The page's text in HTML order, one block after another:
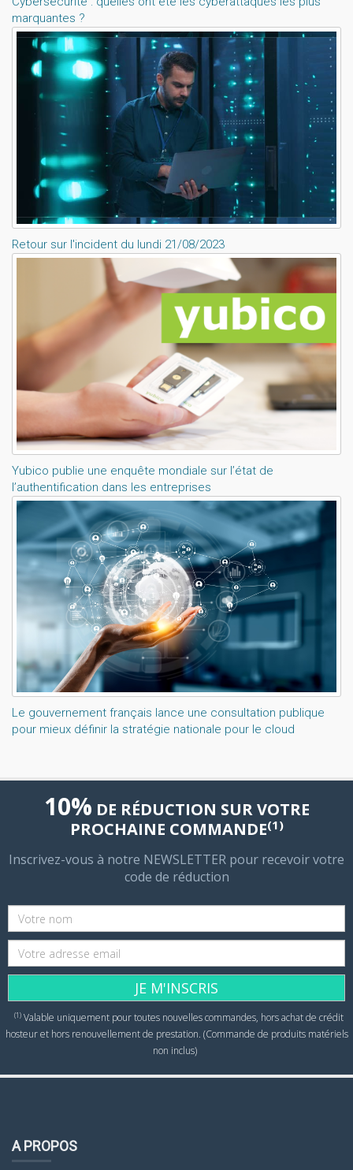
marquantes ?
Retour sur l'incident du lundi 21/08/2023
Yubico publie une enquête mondiale sur l’état de
l’authentification dans les entreprises
Le gouvernement français lance une consultation publique
pour mieux définir la stratégie nationale pour le cloud
10% DE RÉDUCTION SUR VOTRE
PROCHAINE COMMANDE(1)
Inscrivez-vous à notre NEWSLETTER pour recevoir votre
code de réduction
JE M'INSCRIS
(1)Valable uniquement pour toutes nouvelles commandes, hors achat de crédit
hosteur et hors renouvellement de prestation. (Commande de produits matériels
non inclus)
A PROPOS